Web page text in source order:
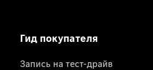
Гид покупателя
Запись на тест-драйв